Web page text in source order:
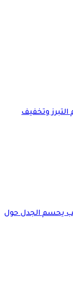
التبرز وتخفيف
يحسم الجدل حول